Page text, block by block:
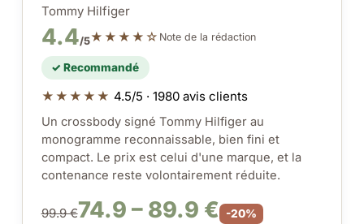
Tommy Hilfiger
4.4/5★★★★☆ Note de la rédaction
✓ Recommandé
★★★★★ 4.5/5 · 1980 avis clients
Un crossbody signé Tommy Hilfiger au
monogramme reconnaissable, bien fini et
compact. Le prix est celui d'une marque, et la
contenance reste volontairement réduite.
99.9 €74.9 – 89.9 € -20%